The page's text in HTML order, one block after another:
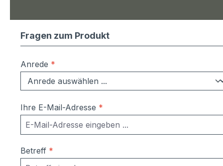
Fragen zum Produkt
Anrede *
Ihre E-Mail-Adresse *
Betreff *